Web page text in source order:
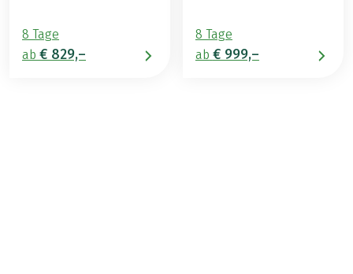
8 Tage
ab € 829,–
8 Tage
ab € 999,–